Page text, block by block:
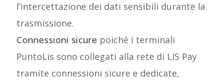
l’intercettazione dei dati sensibili durante la
trasmissione.
Connessioni sicure poiché i terminali
PuntoLis sono collegati alla rete di LIS Pay
tramite connessioni sicure e dedicate,